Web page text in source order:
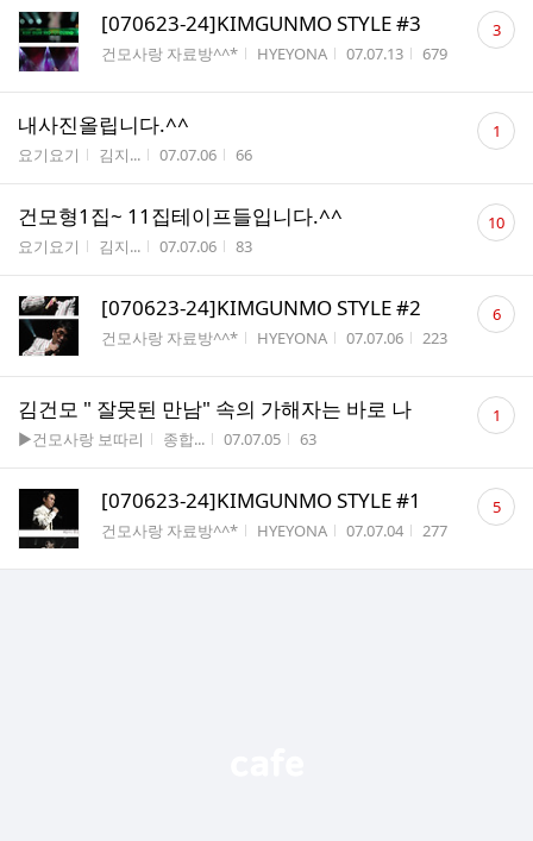
[070623-24]KIMGUNMO STYLE #3
게시판명
건모사랑 자료방^^* 작성자
HYEYONA 작성시간
07.07.13 조회수
679
댓
글 3
내사진올립니다.^^
게시판명
요기요기 작성자
김지... 작성시간
07.07.06 조회수
66
댓
글 1
건모형1집~ 11집테이프들입니다.^^
게시판명
요기요기 작성자
김지... 작성시간
07.07.06 조회수
83
댓
글10
[070623-24]KIMGUNMO STYLE #2
게시판명
건모사랑 자료방^^* 작성자
HYEYONA 작성시간
07.07.06 조회수
223
댓
글 6
김건모 " 잘못된 만남" 속의 가해자는 바로 나
게시판명
▶건모사랑 보따리 작성자
종합... 작성시간
07.07.05 조회수
63
댓
글 1
[070623-24]KIMGUNMO STYLE #1
게시판명
건모사랑 자료방^^* 작성자
HYEYONA 작성시간
07.07.04 조회수
277
댓
글 5